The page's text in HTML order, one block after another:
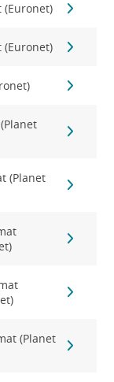
(Euronet)
(Euronet)
(Planet
(Planet